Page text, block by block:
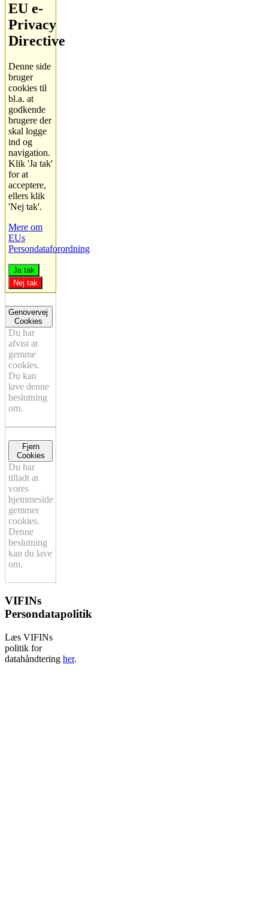
EU e-
Privacy
Directive
Denne side
bruger
cookies til
bl.a. at
godkende
brugere der
skal logge
ind og
navigation.
Klik 'Ja tak'
for at
acceptere,
ellers klik
'Nej tak'.
Mere om
EUs
Persondataforordning
Ja tak
Nej tak
Genovervej
Cookies
Du har
afvist at
gemme
cookies.
Du kan
lave denne
beslutning
om.
Fjern
Cookies
Du har
tilladt at
vores
hjemmeside
gemmer
cookies.
Denne
beslutning
kan du lave
om.
VIFINs
Persondatapolitik
Læs VIFINs
politik for
datahåndtering her.